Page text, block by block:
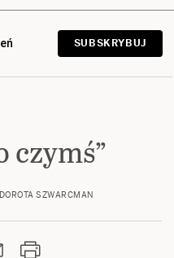
SUBSKRYBUJ
czymś”
DOROTA SZWARCMAN